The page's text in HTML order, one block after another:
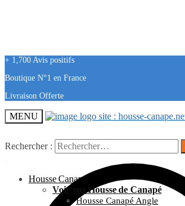
+ 1,700 Avis positifs
Boutique N°1 en France
Livraison Offerte
MENU
Rechercher :
Housse Canapé
Voir nos Housse de Canapé
Housse Canapé Angle